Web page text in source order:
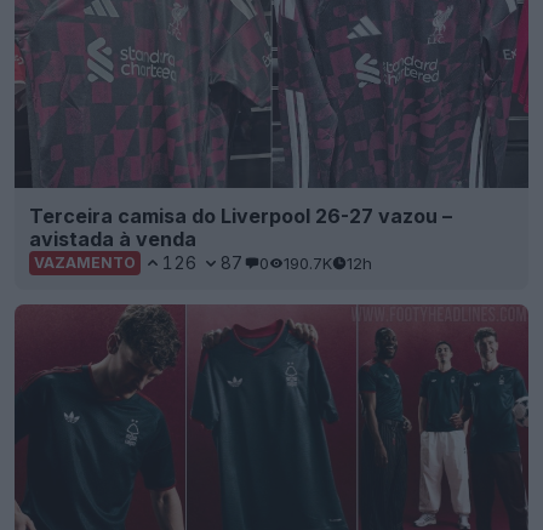
Terceira camisa do Liverpool 26-27 vazou –
avistada à venda
VAZAMENTO 126 87 0 190.7K 12h